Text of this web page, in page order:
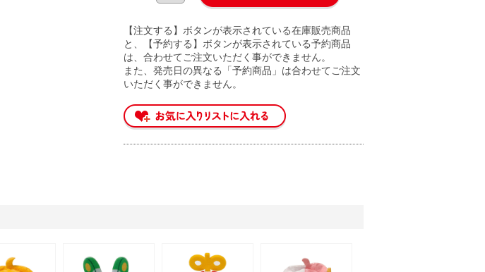
【注文する】ボタンが表示されている在庫販売商品
と、【予約する】ボタンが表示されている予約商品
は、合わせてご注文いただく事ができません。
また、発売日の異なる「予約商品」は合わせてご注文
いただく事ができません。